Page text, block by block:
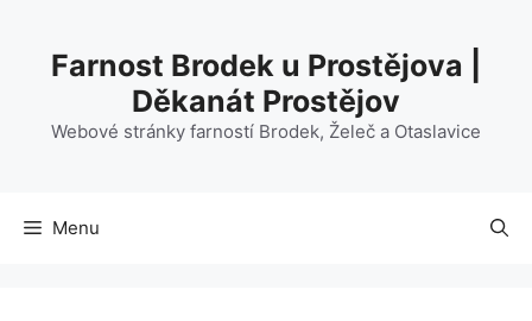
obsahFarnost Brodek u Prostějova |
Děkanát Prostějov
Webové stránky farností Brodek, Želeč a Otaslavice
Menu